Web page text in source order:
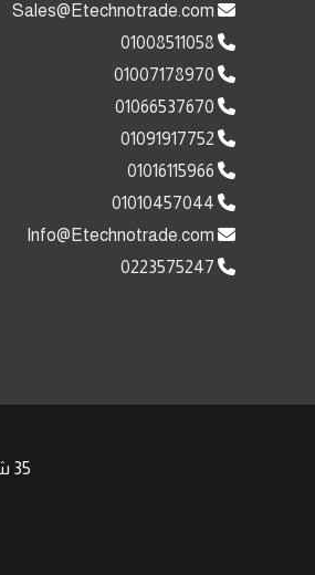
01008511058
01007178970
01066537670
01091917752
01016115966
01010457044
0223575247
35 شارع افريقيا امتداد مصطفى النحاس مدينة نصر , | Phone: +201008511058 +201091917752 | Email: Sales@Etechnotrade.com